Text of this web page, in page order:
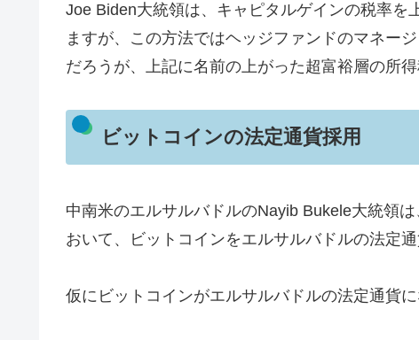
Joe Biden大統領は、キャピタルゲインの税率
ますが、この方法ではヘッジファンドのマネー
だろうが、上記に名前の上がった超富裕層の所
ビットコインの法定通貨採用
中南米のエルサルバドルのNayib Bukele大統領
おいて、ビットコインをエルサルバドルの法定
仮にビットコインがエルサルバドルの法定通貨